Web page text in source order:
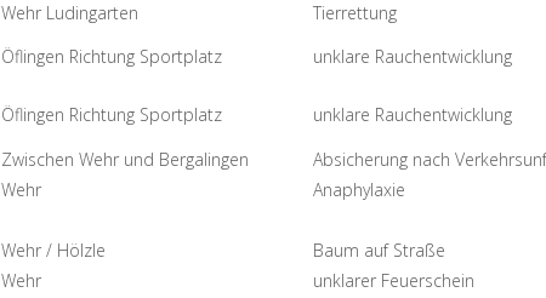
Wehr Ludingarten Tierrettung
Öflingen Richtung Sportplatz unklare Rauchentwicklung
Öflingen Richtung Sportplatz unklare Rauchentwicklung
Zwischen Wehr und Bergalingen Absicherung nach
Wehr Anaphylaxie
Wehr / Hölzle Baum auf Straße
Wehr unklarer Feuerschein